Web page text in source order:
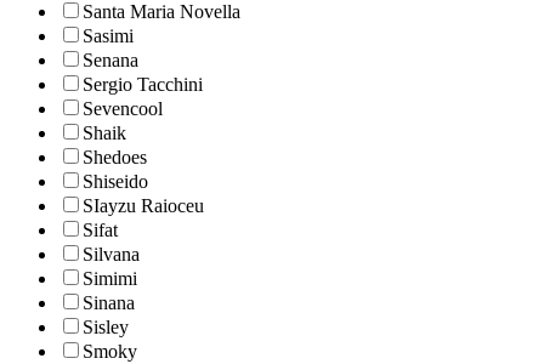
Santa Maria Novella
Sasimi
Senana
Sergio Tacchini
Sevencool
Shaik
Shedoes
Shiseido
SIayzu Raioceu
Sifat
Silvana
Simimi
Sinana
Sisley
Smoky